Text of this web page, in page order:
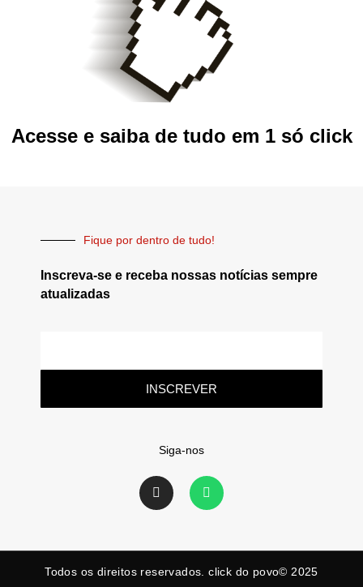
Acesse e saiba de tudo em 1 só click
Fique por dentro de tudo!
Inscreva-se e receba nossas notícias sempre
atualizadas
INSCREVER
Siga-nos
Todos os direitos reservados. click do povo© 2025